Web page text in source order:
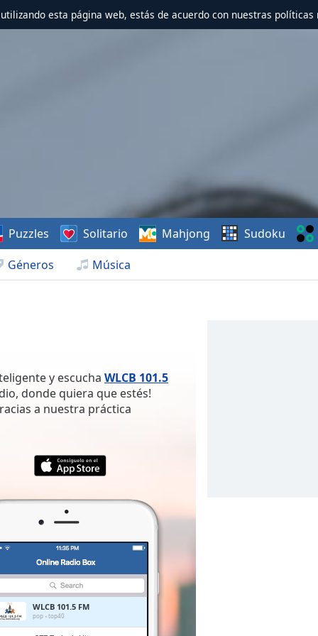
esta página web, estás de acuerdo con nuestras políticas
Géneros Música
Puzzles Solitario Mahjong Sudoku
y escucha WLCB 101.5
donde quiera que estés!
a nuestra práctica
WLCB 101.5 FM
pop top40